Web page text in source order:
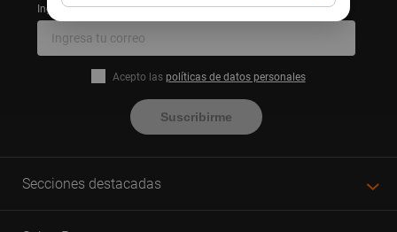
Ingresa tu correo
Acepto las políticas de datos personales
Suscribirme
Secciones destacadas